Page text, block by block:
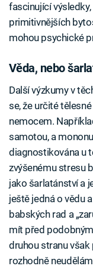
fascinující
primitivnějších
mohou psychické
Věda, nebo
Další výzkumy v
se, že určité
nemocem.
samotou, a
diagnostikována u
zvýšenému stresu
jako šarlatánství a
ještě jedná o vědu
babských rad a
mít před
druhou stranu
rozhodně